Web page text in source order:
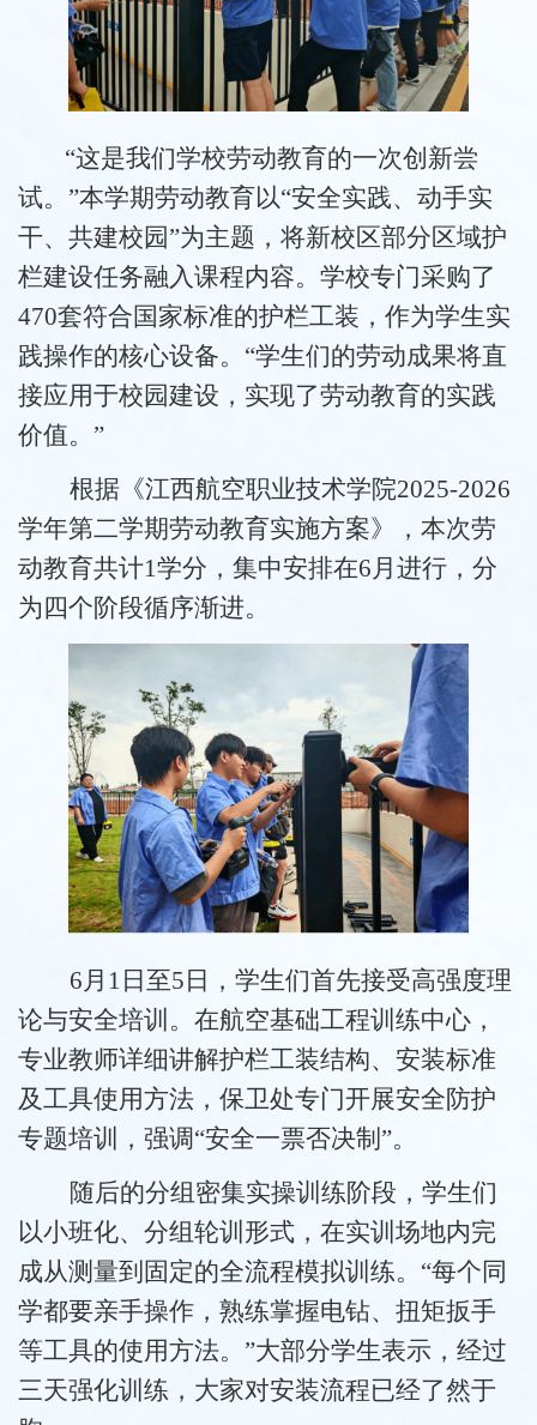
“这是我们学校劳动教育的一次创新尝
试。”本学期劳动教育以“安全实践、动手实
干、共建校园”为主题，将新校区部分区域护
栏建设任务融入课程内容。学校专门采购了
470套符合国家标准的护栏工装，作为学生实
践操作的核心设备。“学生们的劳动成果将直
接应用于校园建设，实现了劳动教育的实践
价值。”
根据《江西航空职业技术学院2025-2026
学年第二学期劳动教育实施方案》，本次劳
动教育共计1学分，集中安排在6月进行，分
为四个阶段循序渐进。
6月1日至5日，学生们首先接受高强度理
论与安全培训。在航空基础工程训练中心，
专业教师详细讲解护栏工装结构、安装标准
及工具使用方法，保卫处专门开展安全防护
专题培训，强调“安全一票否决制”。
随后的分组密集实操训练阶段，学生们
以小班化、分组轮训形式，在实训场地内完
成从测量到固定的全流程模拟训练。“每个同
学都要亲手操作，熟练掌握电钻、扭矩扳手
等工具的使用方法。”大部分学生表示，经过
三天强化训练，大家对安装流程已经了然于